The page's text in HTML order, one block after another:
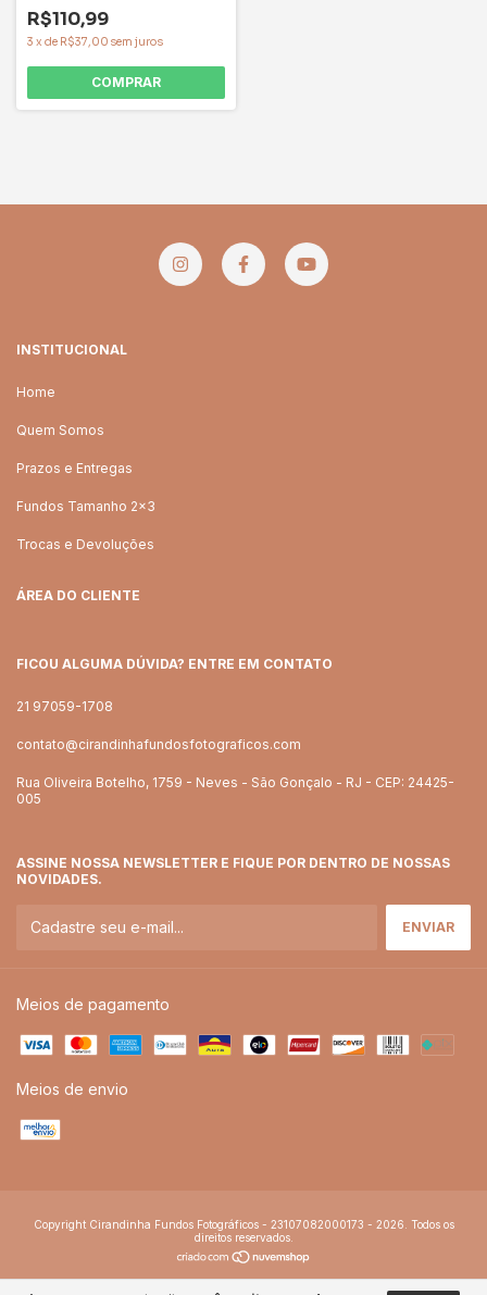
R$110,99
3 x de R$37,00 sem juros
COMPRAR
INSTITUCIONAL
Home
Quem Somos
Prazos e Entregas
Fundos Tamanho 2x3
Trocas e Devoluções
ÁREA DO CLIENTE
FICOU ALGUMA DÚVIDA? ENTRE EM CONTATO
21 97059-1708
contato@cirandinhafundosfotograficos.com
Rua Oliveira Botelho, 1759 - Neves - São Gonçalo - RJ - CEP: 24425-
005
ASSINE NOSSA NEWSLETTER E FIQUE POR DENTRO DE NOSSAS
NOVIDADES.
Meios de pagamento
Meios de envio
Copyright Cirandinha Fundos Fotográficos - 23107082000173 - 2026. Todos os
direitos reservados.